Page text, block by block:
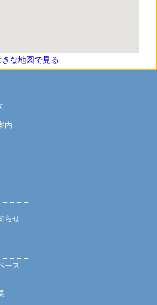
きな地図で見る
内
らせ
ース